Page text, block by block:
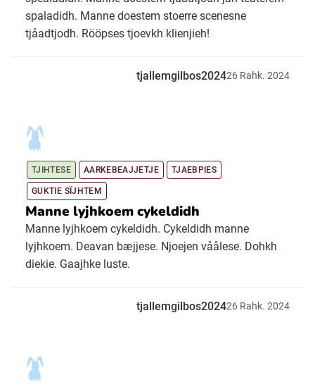
spaladidh. Manne doestem stoerre scenesne
tjåadtjodh. Rööpses tjoevkh klienjieh!
tjallemgilbos202426 Rahk. 2024
TJIHTESE AARKEBEAJJETJE TJAEBPIES
GUKTIE SÏJHTEM
Manne lyjhkoem cykeldidh
Manne lyjhkoem cykeldidh. Cykeldidh manne
lyjhkoem. Deavan bæjjese. Njoejen våålese. Dohkh
diekie. Gaajhke luste.
tjallemgilbos202426 Rahk. 2024